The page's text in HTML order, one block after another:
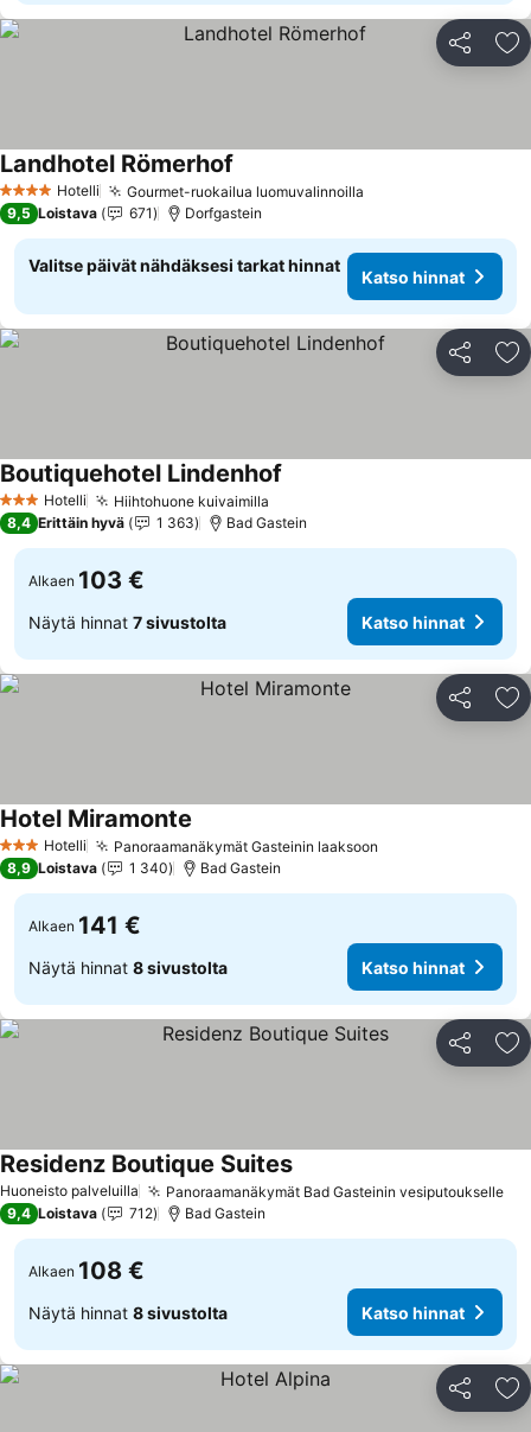
Jaa
4 Tähtiluokitus
Hotelli Gourmet-ruokailua luomuvalinnoilla
Landhotel Römerhof
9,5 Loistava 671 Dorfgastein
Valitse päivät nähdäksesi tarkat hinnat
Katso hinnat
Jaa
3 Tähtiluokitus
Hotelli Hiihtohuone kuivaimilla
Boutiquehotel Lindenhof
8,4 Erittäin hyvä 1 363 Bad Gastein
Alkaen 103 €
Näytä hinnat 7 sivustolta Katso hinnat
Jaa
3 Tähtiluokitus
Hotelli Panoraamanäkymät Gasteinin laaksoon
Hotel Miramonte
8,9 Loistava 1 340 Bad Gastein
Alkaen 141 €
Näytä hinnat 8 sivustolta Katso hinnat
Jaa
Huoneisto palveluilla Panoraamanäkymät Bad Gasteinin vesiputoukselle
Residenz Boutique SuitesKatso hinnat
9,4 Loistava 712 Bad Gastein
Alkaen 108 €
Näytä hinnat 8 sivustolta Katso hinnat
Jaa